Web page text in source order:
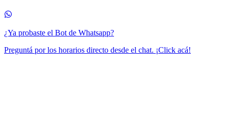
¿Ya probaste el Bot de Whatsapp?
Preguntá por los horarios directo desde el chat. ¡Click acá!